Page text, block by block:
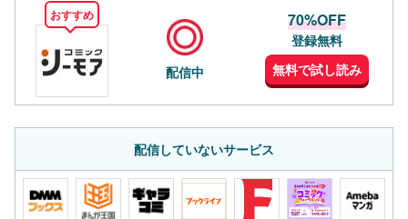
おすすめ
配信中
70%OFF
登録無料
無料で試し読み
配信していないサービス